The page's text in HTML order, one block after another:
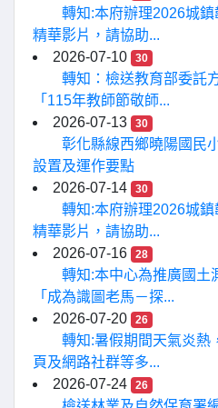
轉知:本府辦理2026城
精華影片，請協助...
2026-07-10
30
轉知：檢送教育部委託
「115年教師節敬師...
2026-07-13
30
彰化縣線西鄉曉陽國民
設置及運作要點
2026-07-14
30
轉知:本府辦理2026城
精華影片，請協助...
2026-07-16
28
轉知:本中心為推廣國土
「成為識圖老馬－探...
2026-07-20
26
轉知:暑假期間天氣炎熱
頁及網路社群等多...
2026-07-24
26